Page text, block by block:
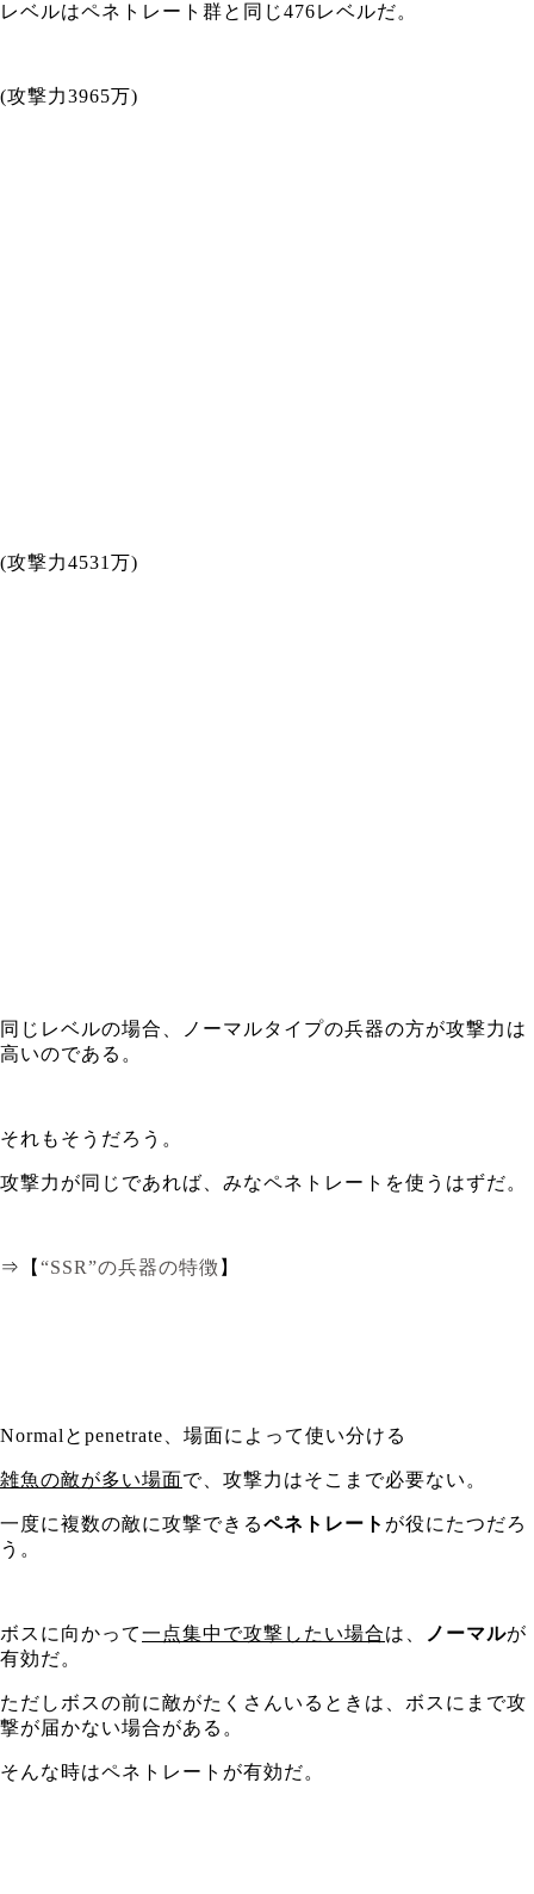
レベルはペネトレート群と同じ476レベルだ。
(攻撃力3965万)
(攻撃力4531万)
同じレベルの場合、ノーマルタイプの兵器の方が攻撃力は
高いのである。
それもそうだろう。
攻撃力が同じであれば、みなペネトレートを使うはずだ。
⇒【 “SSR”の兵器の特徴 】
Normalとpenetrate、場面によって使い分ける
雑魚の敵が多い場面で、攻撃力はそこまで必要ない。
一度に複数の敵に攻撃できるペネトレート が役にたつだろ
う。
ボスに向かって一点集中で攻撃したい場合は、 ノーマルが
有効だ。
ただしボスの前に敵がたくさんいるときは、ボスにまで攻
撃が届かない場合がある。
そんな時はペネトレートが有効だ。